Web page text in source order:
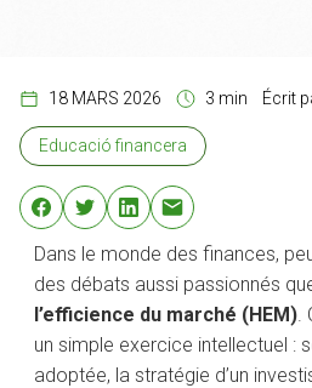
18 MARS 2026 3 min Écrit
Educació financera
Dans le monde des finances,
des débats aussi passionnés
l’efficience du marché (HEM).
un simple exercice intellectuel :
adoptée, la stratégie d’un